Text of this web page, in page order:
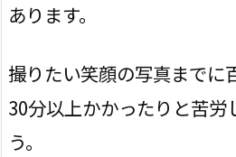
あります。
撮りたい笑顔の写真までに
30分以上かかったりと苦労
う。